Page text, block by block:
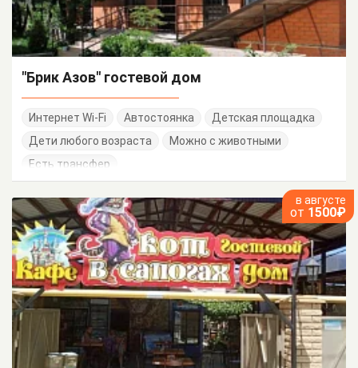
"Брик Азов" гостевой дом
Интернет Wi-Fi Автостоянка
Детская площадка
Дети любого возраста
Можно с животными
Есть трансфер
в августе
от 1500₽